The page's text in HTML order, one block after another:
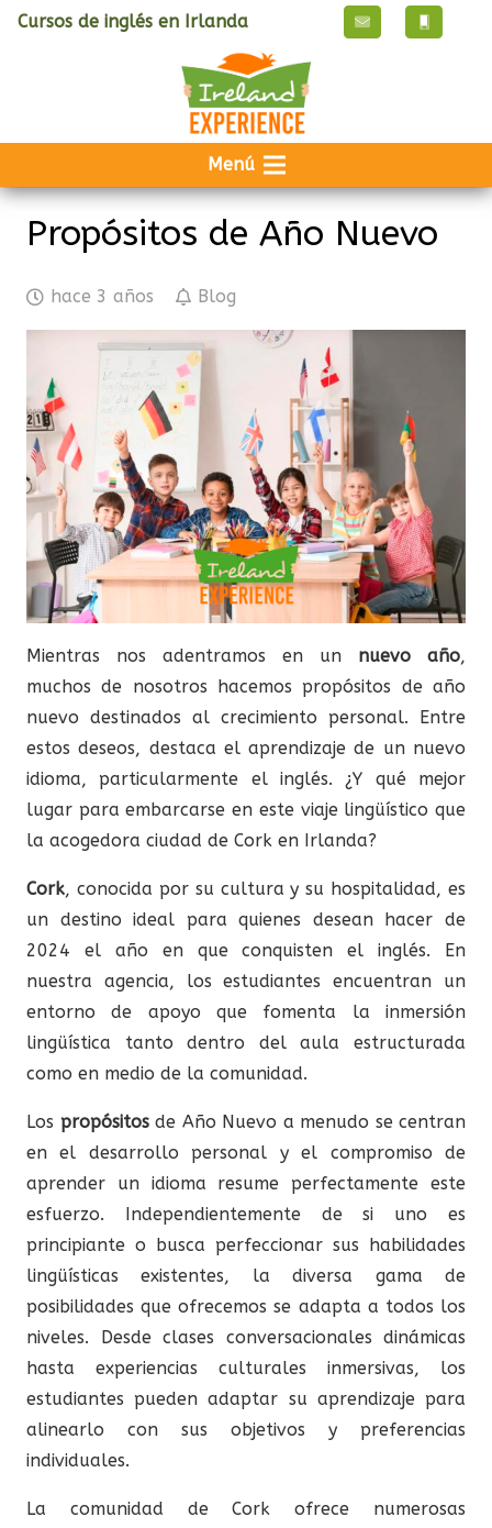
Cursos de inglés en Irlanda
Menú
Propósitos de Año Nuevo
hace 3 años Blog
Mientras nos adentramos en un nuevo año,
muchos de nosotros hacemos propósitos de año
nuevo destinados al crecimiento personal. Entre
estos deseos, destaca el aprendizaje de un nuevo
idioma, particularmente el inglés. ¿Y qué mejor
lugar para embarcarse en este viaje lingüístico que
la acogedora ciudad de Cork en Irlanda?
Cork, conocida por su cultura y su hospitalidad, es
un destino ideal para quienes desean hacer de
2024 el año en que conquisten el inglés. En
nuestra agencia, los estudiantes encuentran un
entorno de apoyo que fomenta la inmersión
lingüística tanto dentro del aula estructurada
como en medio de la comunidad.
Los propósitosde Año Nuevo a menudo se centran
en el desarrollo personal y el compromiso de
aprender un idioma resume perfectamente este
esfuerzo. Independientemente de si uno es
principiante o busca perfeccionar sus habilidades
lingüísticas existentes, la diversa gama de
posibilidades que ofrecemos se adapta a todos los
niveles. Desde clases conversacionales dinámicas
hasta experiencias culturales inmersivas, los
estudiantes pueden adaptar su aprendizaje para
alinearlo con sus objetivos y preferencias
individuales.
La comunidad de Cork ofrece numerosas